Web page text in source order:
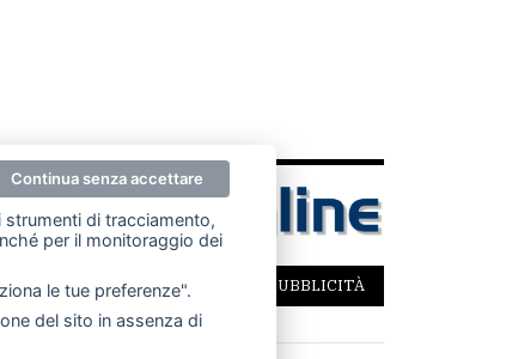
SCRIVICI PER LA TUA PUBBLICITÀ
di tracciamento,
per il monitoraggio dei
le tue preferenze".
del sito in assenza di
Continua senza accettare